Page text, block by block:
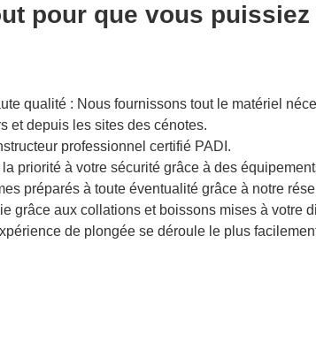
pour que vous
qualité : Nous fournissons tout le matériel
et depuis les sites des cénotes.
professionnel certifié PADI.
priorité à votre sécurité grâce à des
préparés à toute éventualité grâce à notre
grâce aux collations et boissons mises à votre
de plongée se déroule le plus